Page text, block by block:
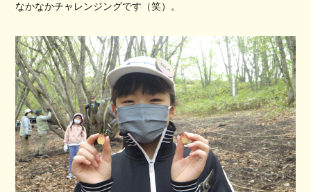
なかなかチャレンジングです（笑）。